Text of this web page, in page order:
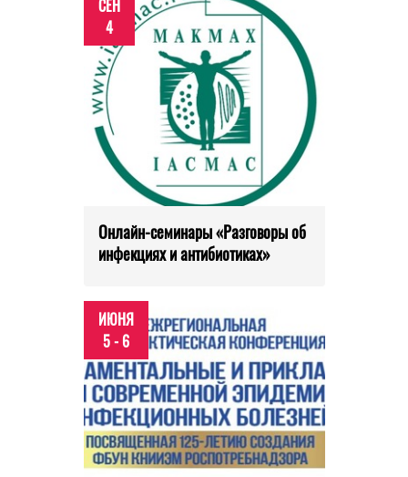
СЕН
4
Онлайн-семинары «Разговоры об
инфекциях и антибиотиках»
ИЮНЯ
5 - 6